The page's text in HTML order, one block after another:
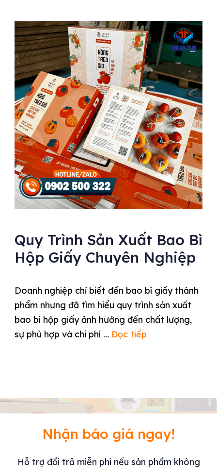
Quy Trình Sản Xuất Bao Bì
Hộp Giấy Chuyên Nghiệp
Doanh nghiệp chỉ biết đến bao bì giấy thành
phẩm nhưng đã tìm hiểu quy trình sản xuất
bao bì hộp giấy ảnh hưởng đến chất lượng,
sự phù hợp và chi phí … Đọc tiếp
Nhận báo giá ngay!
Hỗ trợ đổi trả miễn phí nếu sản phẩm không